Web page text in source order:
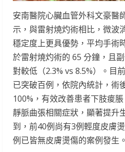
安南醫院心臟血管外科文豪醫
示，與雷射燒灼術相比，微波
穩定度上更具優勢，平均手術
於雷射燒灼術的 65 分鐘，且
對較低（2.3% vs 8.5%）。目
已突破百例，依院內統計，術
100%，有效改善患者下肢痠
靜脈曲張相關症狀，顯著提升
到，前40例尚有3例輕度皮膚
例已皆無皮膚燙傷的案例發生。